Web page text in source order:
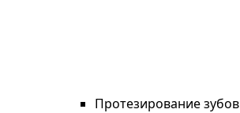
Протезирование зубов